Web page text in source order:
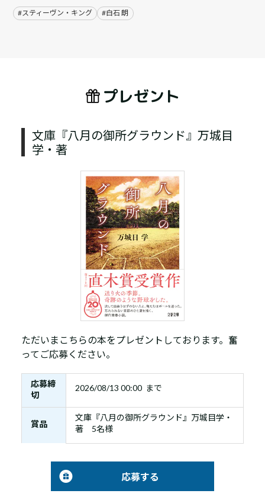
#スティーヴン・キング #白石 朗
プレゼント
文庫『八月の御所グラウンド』万城目
学・著
ただいまこちらの本をプレゼントしております。奮
ってご応募ください。
応募締
切
2026/08/13 00:00 まで
賞品
文庫『八月の御所グラウンド』万城目学・
著 5名様
応募する